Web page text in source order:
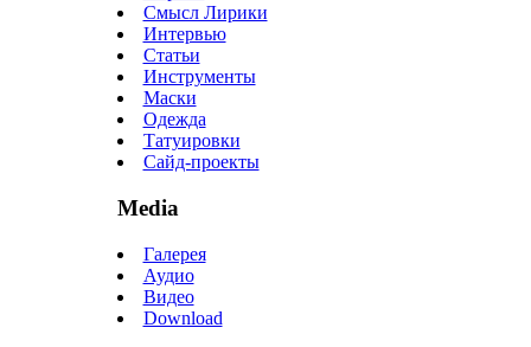
Смысл Лирики
Интервью
Статьи
Инструменты
Маски
Одежда
Татуировки
Сайд-проекты
Media
Галерея
Аудио
Видео
Download